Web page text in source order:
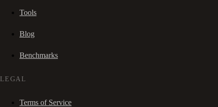
Tools
Blog
Benchmarks
LEGAL
Terms of Service